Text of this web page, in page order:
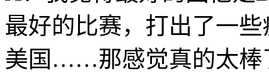
最好的比赛，打出了一
美国……那感觉真的太棒